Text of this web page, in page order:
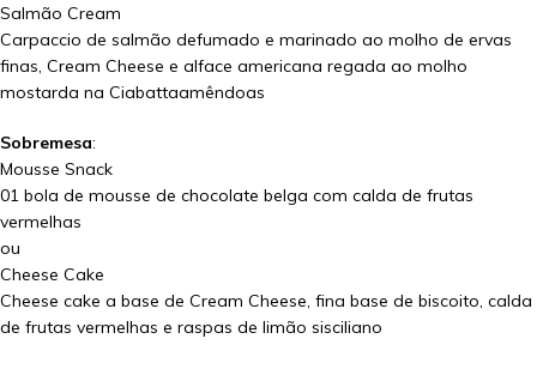
Salmão Cream
Carpaccio de salmão defumado e marinado ao molho de ervas
finas, Cream Cheese e alface americana regada ao molho
mostarda na Ciabattaamêndoas
Sobremesa:
Mousse Snack
01 bola de mousse de chocolate belga com calda de frutas
vermelhas
ou
Cheese Cake
Cheese cake a base de Cream Cheese, fina base de biscoito, calda
de frutas vermelhas e raspas de limão sisciliano